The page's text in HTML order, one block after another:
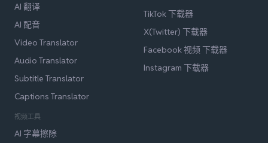
AI 翻译
AI 配音
Video Translator
Audio Translator
Subtitle Translator
Captions Translator
视频工具
AI 字幕擦除
TikTok 下载器
X(Twitter) 下载器
Facebook 视频 下载器
Instagram 下载器